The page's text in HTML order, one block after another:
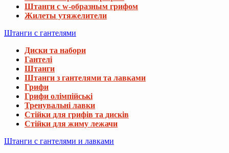
Штанги с w-образным грифом
Жилеты утяжелители
Штанги с гантелями
Диски та набори
Гантелі
Штанги
Штанги з гантелями та лавками
Грифи
Грифи олімпійські
Тренувальні лавки
Стійки для грифів та дисків
Стійки для жиму лежачи
Штанги с гантелями и лавками